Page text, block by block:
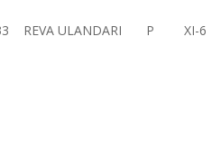
REVA ULANDARI P XI-6